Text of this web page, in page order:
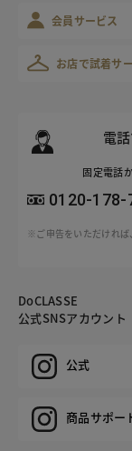
会員サービス
お店で試着サ
電
固定電話
0120-178-
※ご申告をいただければ
DoCLASSE
公式SNSアカウント
公式
商品サポー